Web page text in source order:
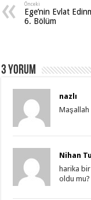
Önceki
Ege’nin Evlat
6. Bölüm
3 Yorum
nazlı
Maşallah
Nihan
harika
oldu